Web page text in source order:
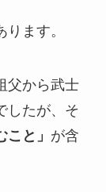
ます。
父から武士
したが、そ
と」 が含